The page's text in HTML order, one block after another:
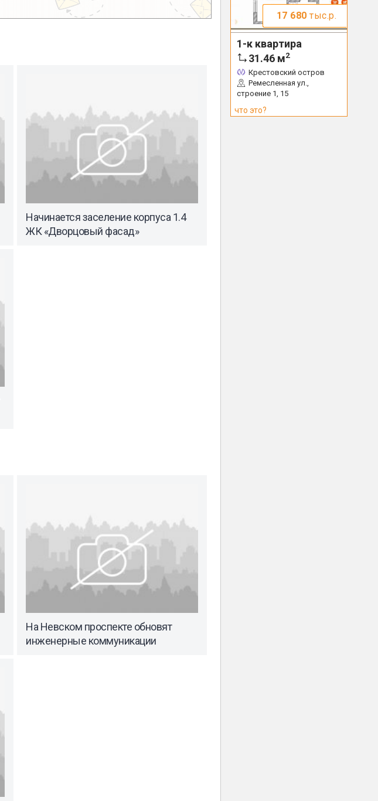
Начинается заселение корпуса 1.4
ЖК «Дворцовый фасад»
На Невском проспекте обновят
инженерные коммуникации
17 680 тыс.р.
1-к квартира
31.46 м2
Крестовский остров
Ремесленная ул.,
строение 1, 15
что это?